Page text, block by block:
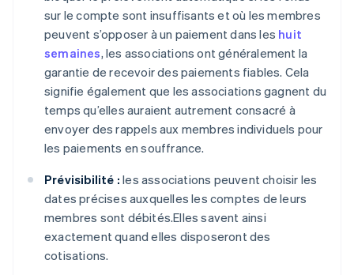
sur le compte sont insuffisants et où les membres
peuvent s’opposer à un paiement dans les huit
semaines, les associations ont généralement la
garantie de recevoir des paiements fiables. Cela
signifie également que les associations gagnent du
temps qu’elles auraient autrement consacré à
envoyer des rappels aux membres individuels pour
les paiements en souffrance.
Prévisibilité : les associations peuvent choisir les
dates précises auxquelles les comptes de leurs
membres sont débités.Elles savent ainsi
exactement quand elles disposeront des
cotisations.